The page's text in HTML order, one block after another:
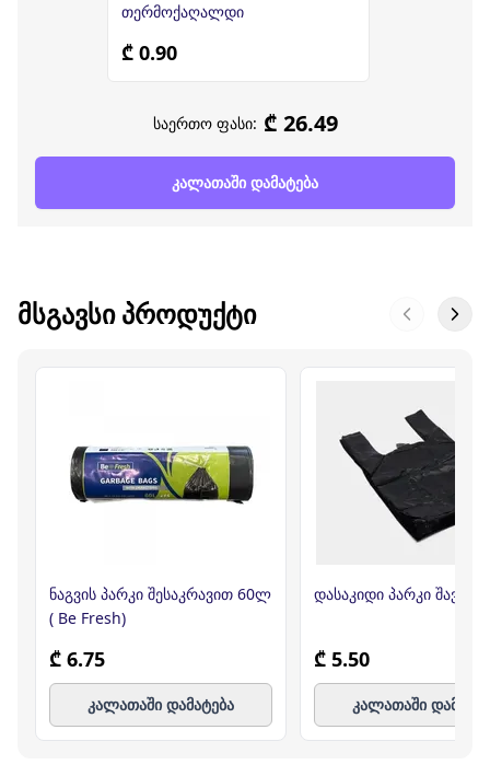
თერმოქაღალდი
₾ 0.90
საერთო ფასი: ₾ 26.49
კალათაში დამატება
ᲛᲡᲒᲐᲕᲡᲘ ᲞᲠᲝᲓᲣᲥᲢᲘ
ნაგვის პარკი შესაკრავით 60ლ
( Be Fresh)
₾ 6.75
კალათაში დამატება
დასაკიდი პარკი შავი
₾ 5.50
კალათაში